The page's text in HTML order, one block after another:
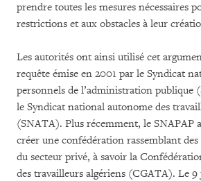
prendre toutes les mesures nécessaires
restrictions et aux obstacles à leur
Les autorités ont ainsi utilisé cet
requête émise en 2001 par le Syndicat
personnels de l’administration publique
le Syndicat national autonome des
(SNATA). Plus récemment, le SNAPAP
créer une confédération rassemblant
du secteur privé, à savoir la
des travailleurs algériens (CGATA). Le 9